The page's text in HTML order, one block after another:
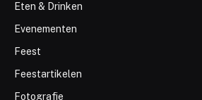
Eten & Drinken
Evenementen
Feest
Feestartikelen
Fotografie